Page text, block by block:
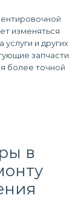
изменяться
и других
запчасти.
более точной
в